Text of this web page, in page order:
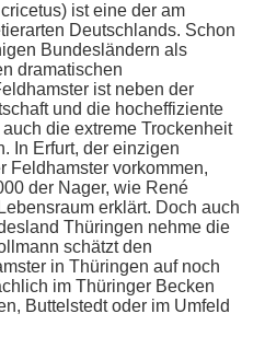
ist eine der am
Deutschlands. Schon
Bundesländern als
dramatischen
ist neben der
und die hocheffiziente
die extreme Trockenheit
In Erfurt, der einzigen
Feldhamster vorkommen,
der Nager, wie René
erklärt. Doch auch
Thüringen nehme die
schätzt den
in Thüringen auf noch
im Thüringer Becken
Buttelstedt oder im Umfeld